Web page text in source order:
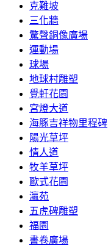
克難坡
三化牆
驚聲銅像廣場
運動場
球場
地球村雕塑
覺軒花園
宮燈大道
海豚吉祥物里程碑
陽光草坪
情人道
牧羊草坪
歐式花園
瀛苑
五虎碑雕塑
福園
書卷廣場